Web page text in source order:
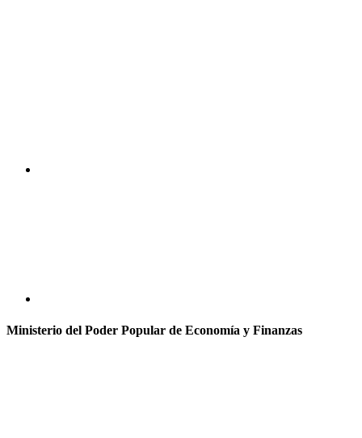
Ministerio del Poder Popular de Economía y Finanzas